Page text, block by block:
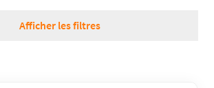
Afficher les filtres